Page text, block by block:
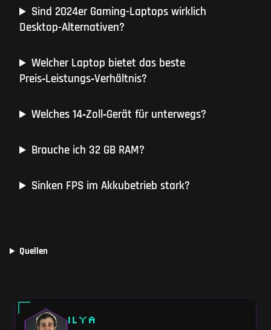
Sind 2024er Gaming-Laptops wirklich
Desktop-Alternativen?
Welcher Laptop bietet das beste
Preis‑Leistungs‑Verhältnis?
Welches 14‑Zoll‑Gerät für unterwegs?
Brauche ich 32 GB RAM?
Sinken FPS im Akkubetrieb stark?
Quellen
Ilya